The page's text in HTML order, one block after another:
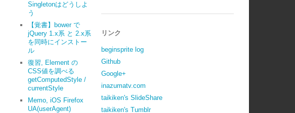
Singletonはどうしよ
う
【覚書】bower で
jQuery 1.x系 と 2.x系
を同時にインストー
ル
復習, Element の
CSS値を調べる
getComputedStyle /
currentStyle
Memo, iOS Firefox
UA(userAgent)
リンク
beginsprite log
Github
Google+
inazumatv.com
taikiken's SlideShare
taikiken's Tumblr